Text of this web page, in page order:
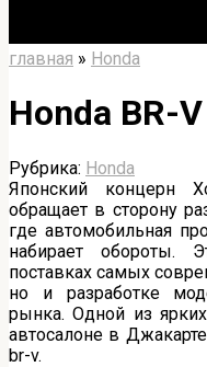
главная » Honda
Honda BR-V
Рубрика: Honda
Японский концерн
обращает в сторону
где автомобильная
набирает обороты.
поставках самых
но и разработке
рынка. Одной из
автосалоне в
br-v.